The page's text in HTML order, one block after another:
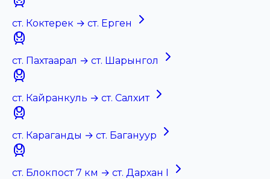
ст. Коктерек → ст. Ерген
ст. Пахтаарал → ст. Шарынгол
ст. Кайранкуль → ст. Салхит
ст. Караганды → ст. Багануур
ст. Блокпост 7 км → ст. Дархан I